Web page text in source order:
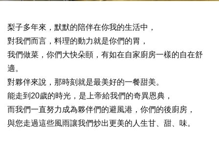
梨子多年來，默默的陪伴在你我的生活中，
對我們而言，料理的動力就是你們的胃，
我們做菜，你們大快朵頤，有如在自家廚房一樣的自在舒
適。
對夥伴來說，那時刻就是最美好的一餐甜美。
能走到20歲的時光，是上帝給我們的奇異恩典，
而我們一直努力成為夥伴們的避風港，你們的後廚房，
與您走過這些風雨讓我們炒出更美的人生甘、甜、味。